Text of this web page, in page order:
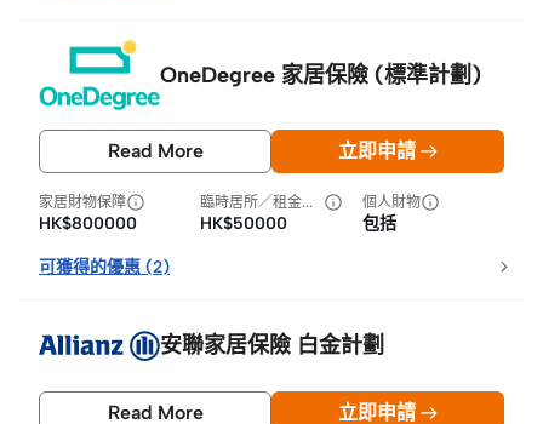
OneDegree 家居保險 (標準計劃)
Read More 立即申請
家居財物保障
HK$800000
臨時居所／租金損失
HK$50000
個人財物
包括
可獲得的優惠 (2)
安聯家居保險 白金計劃
Read More 立即申請